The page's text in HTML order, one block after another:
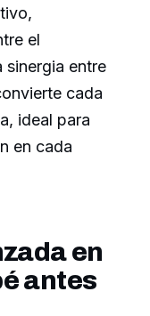
el
sinergia entre
cada
ideal para
en cada
en
antes